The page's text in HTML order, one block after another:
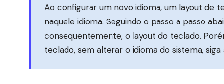
Ao configurar um novo idioma, um layout de
naquele idioma. Seguindo o passo a passo
consequentemente, o layout do teclado.
teclado, sem alterar o idioma do sistema,